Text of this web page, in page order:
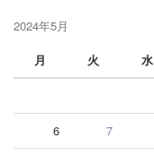
2024年5月
月
火 水
6 7